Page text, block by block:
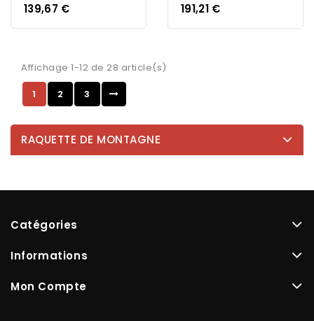
Prix
139,67 € Prix
191,21 €
Affichage 1-12 de 28 article(s)
1
2 3
RAQUETTE DE MONTAGNE
Catégories
Informations
Mon Compte